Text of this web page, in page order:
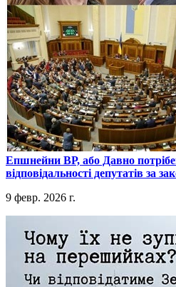
​Епшнейни ВР, або Давно
відповідальності депутатів за
9 февр. 2026 г.